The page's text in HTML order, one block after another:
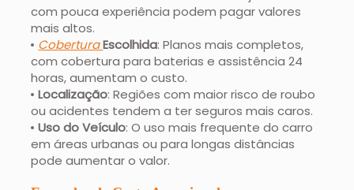
com pouca experiência podem pagar valores
mais altos.
CoberturaEscolhida: Planos mais completos,
com cobertura para baterias e assistência 24
horas, aumentam o custo.
Localização: Regiões com maior risco de roubo
ou acidentes tendem a ter seguros mais caros.
Uso do Veículo: O uso mais frequente do carro
em áreas urbanas ou para longas distâncias
pode aumentar o valor.